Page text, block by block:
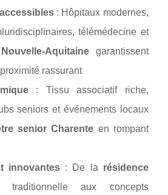
: Hôpitaux modernes,
télémédecine et
Aquitainegarantissent
rassurant
: Tissu associatif riche,
seniors et événements locaux
senior Charente en rompant
innovantes : De la résidence
traditionnelle aux concepts